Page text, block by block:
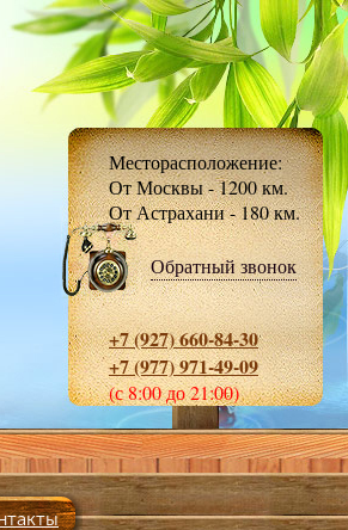
Месторасположение:
От Москвы - 1200 км.
От Астрахани - 180 км.
Обратный звонок
+7 (927) 660-84-30
+7 (977) 971-49-09
(с 8:00 до 21:00)